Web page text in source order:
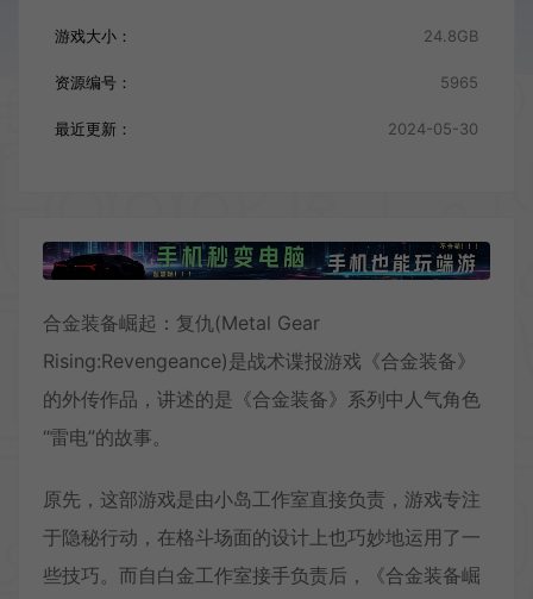
游戏大小： 24.8GB
资源编号： 5965
最近更新： 2024-05-30
合金装备崛起：复仇(Metal Gear
Rising:Revengeance)是战术谍报游戏《合金装备》
的外传作品，讲述的是《合金装备》系列中人气角色
“雷电”的故事。
原先，这部游戏是由小岛工作室直接负责，游戏专注
于隐秘行动，在格斗场面的设计上也巧妙地运用了一
些技巧。而自白金工作室接手负责后，《合金装备崛